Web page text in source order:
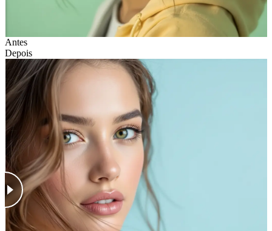
Antes
Depois